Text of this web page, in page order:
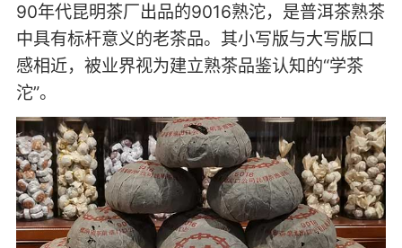
90年代昆明茶厂出品的9016熟沱，是普洱茶熟茶
中具有标杆意义的老茶品。其小写版与大写版口
感相近，被业界视为建立熟茶品鉴认知的“学茶
沱”。